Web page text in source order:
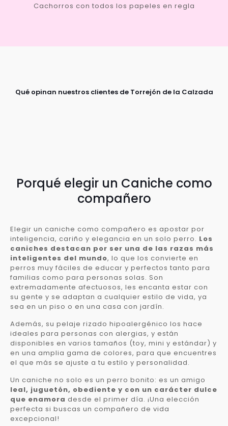
Cachorros con todos los papeles en regla
Qué opinan nuestros clientes de Torrejón de la Calzada
Porqué elegir un Caniche como
compañero
Elegir un caniche como compañero es apostar por
inteligencia, cariño y elegancia en un solo perro. Los
caniches destacan por ser una de las razas más
inteligentes del mundo, lo que los convierte en
perros muy fáciles de educar y perfectos tanto para
familias como para personas solas. Son
extremadamente afectuosos, les encanta estar con
su gente y se adaptan a cualquier estilo de vida, ya
sea en un piso o en una casa con jardín.
Además, su pelaje rizado hipoalergénico los hace
ideales para personas con alergias, y están
disponibles en varios tamaños (toy, mini y estándar) y
en una amplia gama de colores, para que encuentres
el que más se ajuste a tu estilo y personalidad.
Un caniche no solo es un perro bonito: es un amigo
leal, juguetón, obediente y con un carácter dulce
que enamora desde el primer día. ¡Una elección
perfecta si buscas un compañero de vida
excepcional!